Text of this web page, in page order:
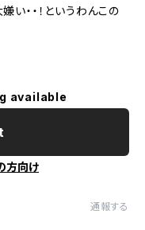
・・！というわんこの
available
方向け
通報する